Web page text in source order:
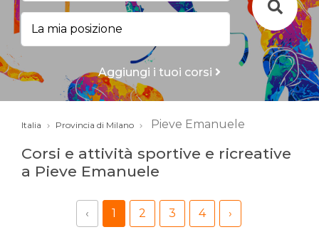
Aggiungi i tuoi corsi
Italia Provincia di Milano Pieve Emanuele
Corsi e attività sportive e ricreative
a Pieve Emanuele
‹ 1 2 3 4 ›